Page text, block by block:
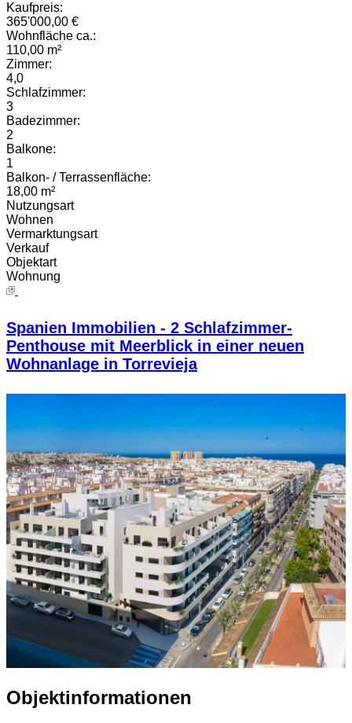
Kaufpreis:
365'000,00 €
Wohnfläche ca.:
110,00 m²
Zimmer:
4,0
Schlafzimmer:
3
Badezimmer:
2
Balkone:
1
Balkon- / Terrassenfläche:
18,00 m²
Nutzungsart
Wohnen
Vermarktungsart
Verkauf
Objektart
Wohnung
Spanien Immobilien - 2 Schlafzimmer-
Penthouse mit Meerblick in einer neuen
Wohnanlage in Torrevieja
Objektinformationen